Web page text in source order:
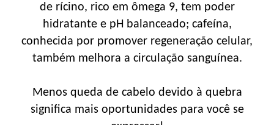
de rícino, rico em ômega 9, tem poder
hidratante e pH balanceado; cafeína,
conhecida por promover regeneração celular,
também melhora a circulação sanguínea.
Menos queda de cabelo devido à quebra
significa mais oportunidades para você se